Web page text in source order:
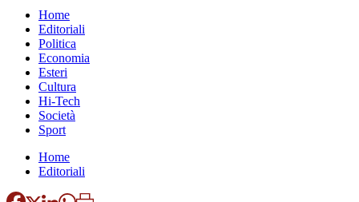
Home
Editoriali
Politica
Economia
Esteri
Cultura
Hi-Tech
Società
Sport
Home
Editoriali